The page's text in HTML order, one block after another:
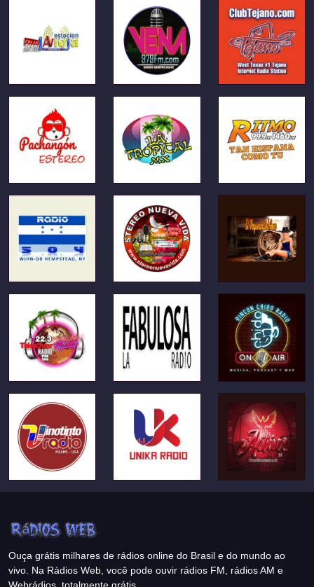
Ouça grátis milhares de rádios online do Brasil e do mundo ao
vivo. Na Rádios Web, você pode ouvir rádios FM, rádios AM e